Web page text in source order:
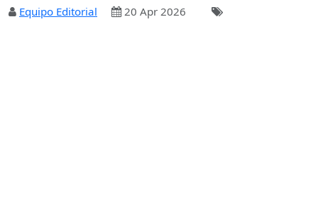
Equipo Editorial 20 Apr 2026